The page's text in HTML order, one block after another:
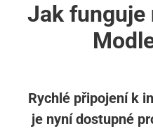
Jak funguje
Rychlé připojení k
je nyní dostupné